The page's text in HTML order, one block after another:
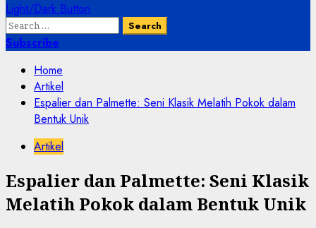
Light/Dark Button
Search
for:
Subscribe
Home
Artikel
Espalier dan Palmette: Seni Klasik Melatih Pokok dalam
Bentuk Unik
Artikel
Espalier dan Palmette: Seni Klasik
Melatih Pokok dalam Bentuk Unik